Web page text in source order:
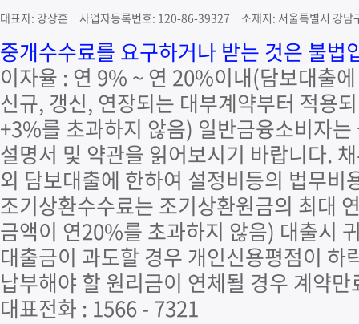
대표자: 강상훈 사업자등록번호: 120-86-39327 소재지: 서울특별시 강
중개수수료를 요구하거나 받는 것은 불
이자율 : 연 9% ~ 연 20%이내(담보대출
신규, 갱신, 연장되는 대부계약부터 적용
+3%를 초과하지 않음) 일반금융소비자
설명서 및 약관을 읽어보시기 바랍니다.
외 담보대출에 한하여 설정비등의 법무
조기상환수수료는 조기상환원금의 최대
금액이 연20%를 초과하지 않음) 대출시
대출금이 과도할 경우 개인신용평점이
납부해야 할 원리금이 연체될 경우 계약
대표전화 : 1566 - 7321